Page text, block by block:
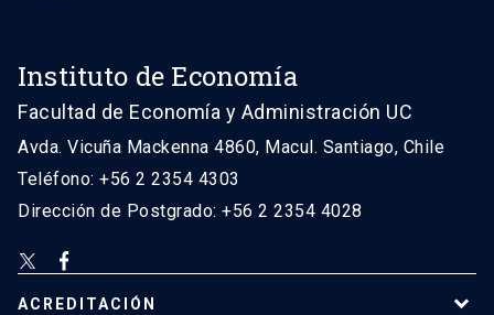
Instituto de Economía
Facultad de Economía y Administración UC
Avda. Vicuña Mackenna 4860, Macul. Santiago, Chile
Teléfono: +56 2 2354 4303
Dirección de Postgrado: +56 2 2354 4028
ACREDITACIÓN